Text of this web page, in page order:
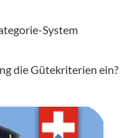
System
die Gütekriterien ein?